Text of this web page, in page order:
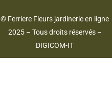
© Ferriere Fleurs jardinerie en ligne
2025 – Tous droits réservés –
DIGICOM-IT